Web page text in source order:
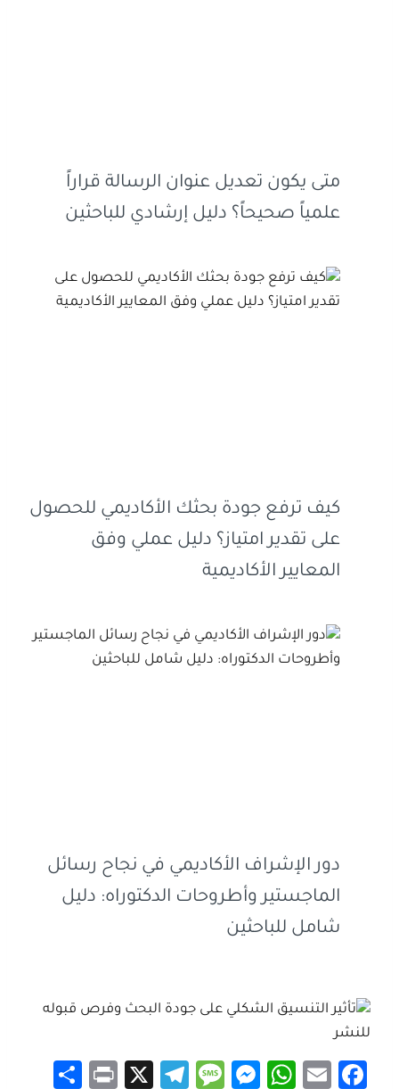
متى يكون تعديل عنوان الرسالة قراراً
علمياً صحيحاً؟ دليل إرشادي للباحثين
كيف ترفع جودة بحثك الأكاديمي للحصول
على تقدير امتياز؟ دليل عملي وفق
المعايير الأكاديمية
دور الإشراف الأكاديمي في نجاح رسائل
الماجستير وأطروحات الدكتوراه: دليل
شامل للباحثين
Fa
E
W
M
M
Te
X
Pr